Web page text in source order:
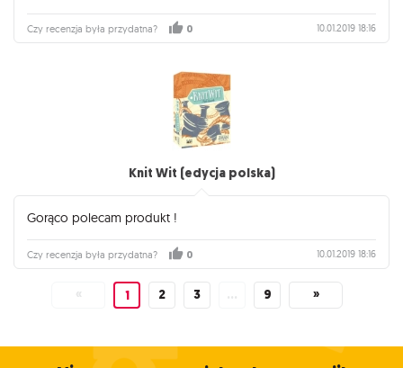
Czy recenzja była przydatna? 0 10.01.2019 18:16
Knit Wit (edycja polska)
Gorąco polecam produkt !
Czy recenzja była przydatna? 0 10.01.2019 18:16
« 1 2 3 … 9 »